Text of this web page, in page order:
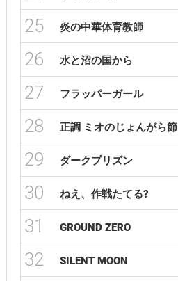
25 炎の中華体育教師
26 水と沼の国から
27 フラッパーガール
28 正調 ミオのじょんがら節
29 ダークプリズン
30 ねえ、作戦たてる?
31 GROUND ZERO
32 SILENT MOON